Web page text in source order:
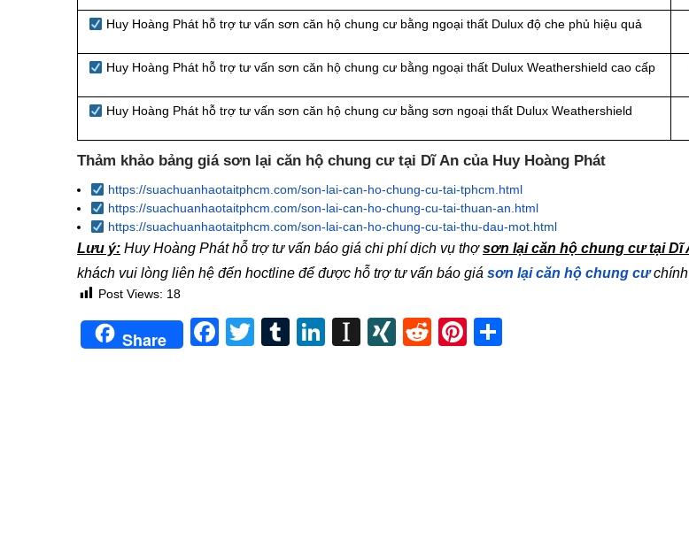
Huy Hoàng Phát hỗ trợ tư vấn sơn căn hộ chung cư bằng ngoại thất Dulux độ che phủ hiệu quả
Huy Hoàng Phát hỗ trợ tư vấn sơn căn hộ chung cư bằng ngoại thất Dulux Weathershield cao cấp
Huy Hoàng Phát hỗ trợ tư vấn sơn căn hộ chung cư bằng sơn ngoại thất Dulux Weathershield
Thảm khảo bảng giá sơn lại căn hộ chung cư tại Dĩ An của Huy Hoàng Phát
https://suachuanhaotaitphcm.com/son-lai-can-ho-chung-cu-tai-tphcm.html
https://suachuanhaotaitphcm.com/son-lai-can-ho-chung-cu-tai-thuan-an.html
https://suachuanhaotaitphcm.com/son-lai-can-ho-chung-cu-tai-thu-dau-mot.html
Lưu ý: Huy Hoàng Phát hỗ trợ tư vấn báo giá chi phí dịch vụ thợsơn lại căn hộ chung cư tại Dĩ
khách vui lòng liên hệ đến hoctline để được hỗ trợ tư vấn báo giá sơn lại căn hộ chung cưchính
Post Views: 18
Share Facebook
TwitterTumblrLinkedIn
Instapaper
XINGRedditPinterest